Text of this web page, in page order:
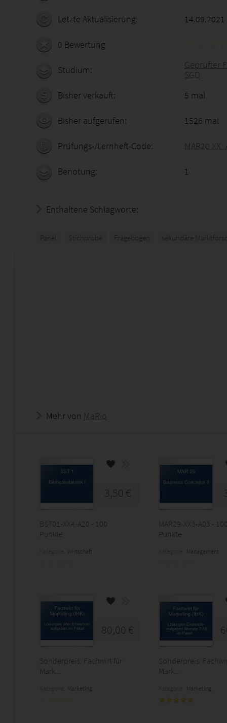
Letzte Aktualisierung: 14.09.2021
0 Bewertung
Studium:
Geprüfter
SGD
Bisher verkauft:
5 mal
Bisher aufgerufen: 1526 mal
Prüfungs-/Lernheft-Code: MAR20
Benotung: 1
Enthaltene Schlagworte:
Panel Stichprobe Fragebogen sekundäre
Mehr von MaRio
3,50 €
BST01-XX4-A20 - 100
Punkte
Wirtschaft
MAR29-XX3-A03 -
Punkte
Management
80,00 €
Sonderpreis: Fachwirt für
Mark...
Marketing
Sonderpreis:
Mark...
Marketing